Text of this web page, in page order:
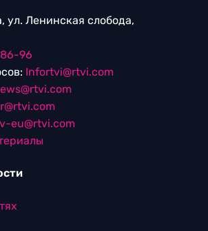
ул. Ленинская слобода,
96
Infortvi@rtvi.com
eu@rtvi.com